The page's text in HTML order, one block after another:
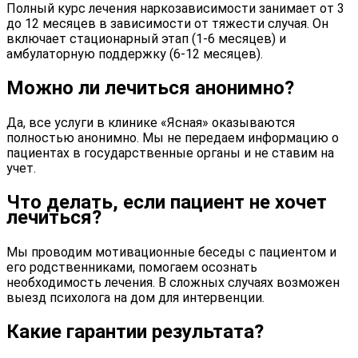
Полный курслечения наркозависимости занимает от 3
до 12 месяцев в зависимости от тяжести случая. Он
включает стационарный этап (1-6 месяцев) и
амбулаторную поддержку (6-12 месяцев).
Можно ли лечиться анонимно?
Да, все услуги в клинике «Ясная» оказываются
полностью анонимно. Мы не передаем информацию о
пациентах в государственные органы и не ставим на
учет.
Что делать, если пациент не хочет
лечиться?
Мы проводим мотивационные беседы с пациентом и
его родственниками, помогаем осознать
необходимость лечения. В сложных случаях возможен
выезд психолога на дом для интервенции.
Какие гарантии результата?